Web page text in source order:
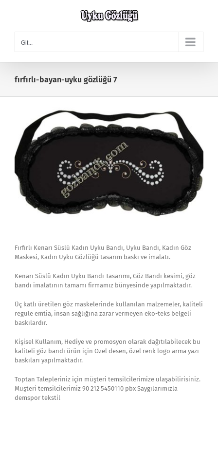
Git...
fırfırlı-bayan-uyku gözlüğü 7
Fırfırlı Kenarı Süslü Kadın Uyku Bandı, Uyku Bandı, Kadın Göz
Maskesi, Kadın Uyku Gözlüğü tasarım baskı ve imalatı.
Kenarı Süslü Kadın Uyku Bandı Tasarımı, Göz Bandı kesimi, göz
bandı imalatının tamamı firmamız bünyesinde yapılmaktadır.
Üç katlı üretilen göz maskelerinde kullanılan malzemeler, kaliteli
regule emtia, insan sağlığına zarar vermeyen eko-teks belgeli
baskılardır.
Kişisel Kullanım, Hediye ve promosyon olarak dağıtılabilecek bu
kaliteli göz bandı ürün için Özel desen, özel renk logo arma yazı
baskıları yapılmaktadır.
Toptan Talepleriniz için müşteri temsilcilerimize ulaşabilirisiniz.
Müşteri temsilcilerimiz 90 212 5450110 pbx Saygılarımızla
demspor tekstil